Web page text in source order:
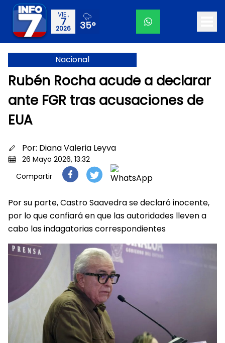
VIE.,
7
2026 35°
Nacional
Rubén Rocha acude a declarar
ante FGR tras acusaciones de
EUA
Por: Diana Valeria Leyva
26 Mayo 2026, 13:32
Compartir
Por su parte, Castro Saavedra se declaró inocente,
por lo que confiará en que las autoridades lleven a
cabo las indagatorias correspondientes